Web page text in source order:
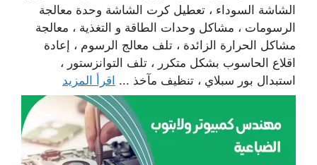
الشاشة السوداء ، تعطيل كرت الشاشة وحدة معالجة
الرسومات ، مشاكل وحدات الطاقة و التغذية ، معالجة
مشاكل الحرارة الزائدة ، تلف معالج الرسوم ، إعادة
اقلاع الحاسوب بشكل متكرر ، تلف التوانزستور ،
استبدال بور سبلاي ، تنظيف مآخذ ... اقرأ المزيد